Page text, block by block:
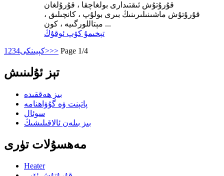
قۇرۇتۇش ئىقتىدارى بولغاچقا ، قۇرۇلغان
قۇرۇتۇش ماشىنىلىرىنىڭ بىرى بولۇپ ، كانچىلىق ،
مېتاللورگىيە ، كون ...
تېخىمۇ كۆپ ئوقۇڭ
1 234 كېيىنكى>>> Page 1/4
تېز ئۇلىنىش
بىز ھەققىدە
پاتېنت ۋە گۇۋاھنامە
سوئال
بىز بىلەن ئالاقىلىشىڭ
مەھسۇلات تۈرى
Heater